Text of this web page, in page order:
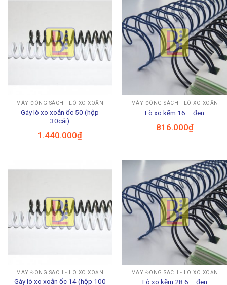
MÁY ĐÓNG SÁCH - LÒ XO XOẮN
Gáy lò xo xoắn ốc 50 (hộp
30cái)
1.440.000₫
MÁY ĐÓNG SÁCH - LÒ XO XOẮN
Lò xo kẽm 16 – đen
816.000₫
MÁY ĐÓNG SÁCH - LÒ XO XOẮN
Gáy lò xo xoắn ốc 14 (hộp 100
MÁY ĐÓNG SÁCH - LÒ XO XOẮN
Lò xo kẽm 28.6 – đen